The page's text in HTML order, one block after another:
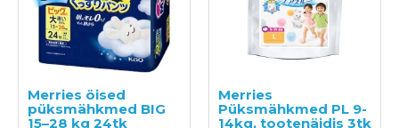
Merries öised
püksmähkmed BIG
15–28 kg 24tk
Merries
Püksmähkmed PL 9-
14kg, tootenäidis 3tk